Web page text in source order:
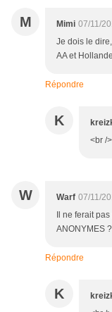
M Mimi 07/11/
Je dois le
AA et
Répondre
K
<br /
W Warf 07/11/
Il ne ferait
ANONYMES
Répondre
K